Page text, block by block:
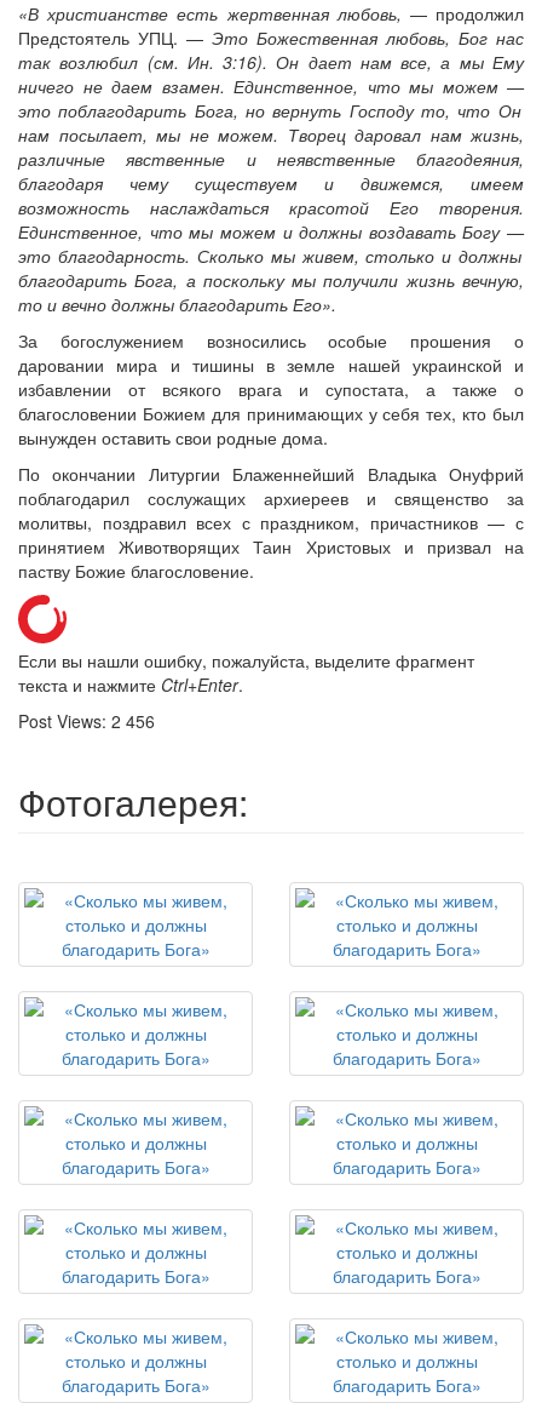
«В христианстве есть жертвенная любовь, — продолжил
Предстоятель УПЦ. — Это Божественная любовь, Бог нас
так возлюбил (см. Ин. 3:16).Он дает нам все, а мыЕму
ничего не даем взамен. Единственное, что мы можем —
это поблагодарить Бога, но вернуть Господу то, что Он
нам посылает, мы не можем. Творец даровал нам жизнь,
различные явственные и неявственные благодеяния,
благодаря чему существуем и движемся, имеем
возможность наслаждаться красотой Его творения.
Единственное, что мы можем и должны воздавать Богу —
это благодарность. Сколько мы живем, столько и должны
благодарить Бога, а поскольку мы получили жизнь вечную,
то и вечно должны благодарить Его».
За богослужением возносились особые прошения о
даровании мира и тишины в земле нашей украинской и
избавлении от всякого врага и супостата, а также о
благословении Божием для принимающих у себя тех, кто был
вынужден оставить свои родные дома.
По окончании Литургии Блаженнейший Владыка Онуфрий
поблагодарил сослужащих архиереев и священство за
молитвы, поздравил всех с праздником, причастников — с
принятием Животворящих Таин Христовых и призвал на
паству Божие благословение.
Если вы нашли ошибку, пожалуйста, выделите фрагмент
текста и нажмите Ctrl+Enter.
Post Views: 2 456
Фотогалерея: